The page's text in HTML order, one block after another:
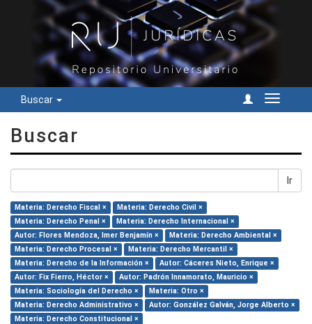
Buscar
Cambiar
Buscar
Ir
Materia: Derecho Fiscal ×
Materia: Derecho Civil ×
Materia: Derecho Penal ×
Materia: Derecho Internacional ×
Autor: Flores Mendoza, Imer Benjamín ×
Materia: Derecho Ambiental ×
Materia: Derecho Procesal ×
Materia: Derecho Mercantil ×
Materia: Derecho de la Información ×
Autor: Cáceres Nieto, Enrique ×
Autor: Fix Fierro, Héctor ×
Autor: Padrón Innamorato, Mauricio ×
Materia: Sociología del Derecho ×
Materia: Otro ×
Materia: Derecho Administrativo ×
Autor: González Galván, Jorge Alberto ×
Materia: Derecho Constitucional ×